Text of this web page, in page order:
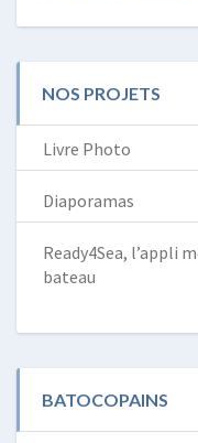
NOS PROJETS
Livre Photo
Diaporamas
Ready4Sea, l’appli
bateau
BATOCOPAINS